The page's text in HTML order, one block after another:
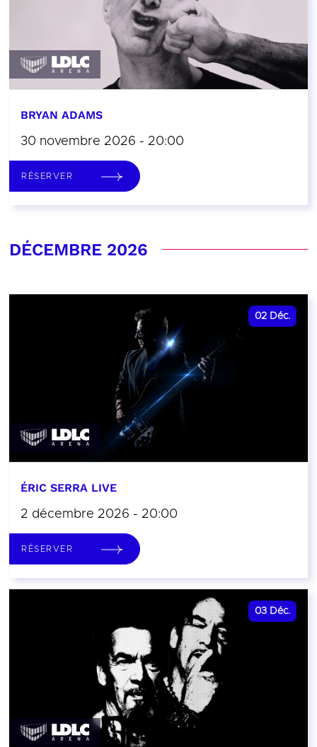
BRYAN ADAMS
30 novembre 2026 - 20:00
RÉSERVER
DÉCEMBRE 2026
02 Déc.
ÉRIC SERRA LIVE
2 décembre 2026 - 20:00
RÉSERVER
03 Déc.